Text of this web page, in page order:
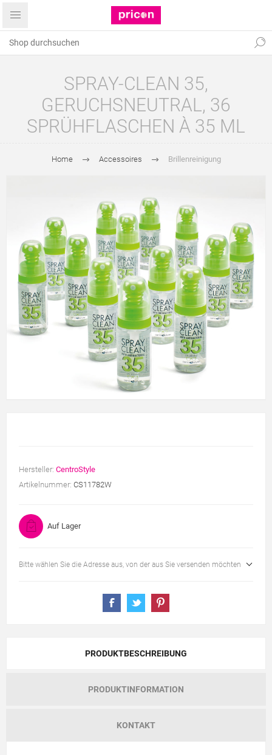
SPRAY-CLEAN 35,
GERUCHSNEUTRAL, 36
SPRÜHFLASCHEN À 35 ML
Home Accessoires Brillenreinigung
Hersteller: CentroStyle
Artikelnummer: CS11782W
Auf Lager
Bitte wählen Sie die Adresse aus, von der aus Sie versenden möchten
PRODUKTBESCHREIBUNG
PRODUKTINFORMATION
KONTAKT